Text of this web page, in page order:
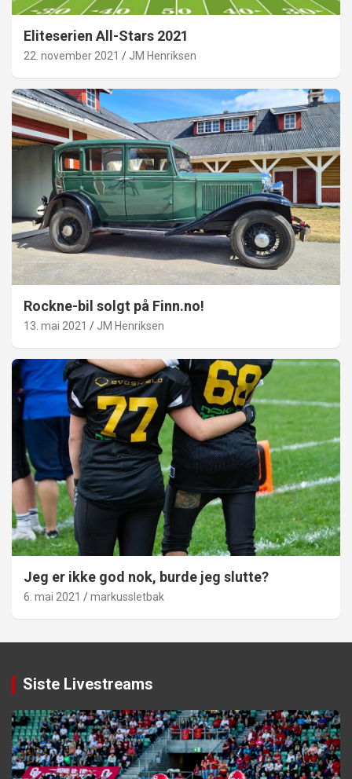
Eliteserien All-Stars 2021
22. november 2021 JM Henriksen
Rockne-bil solgt på Finn.no!
13. mai 2021 JM Henriksen
Jeg er ikke god nok, burde jeg slutte?
6. mai 2021 markussletbak
Siste Livestreams